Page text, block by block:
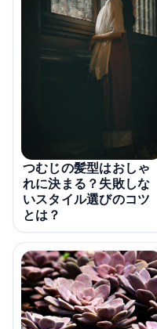
つむじの髪型はおしゃ
れに決まる？失敗しな
いスタイル選びのコツ
とは？